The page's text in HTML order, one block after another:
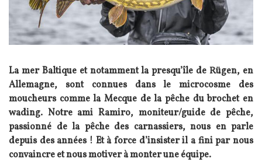
La mer Baltique et notamment la presqu’île de Rügen, en
Allemagne, sont connues dans le microcosme des
moucheurs comme la Mecque de la pêche du brochet en
wading. Notre ami Ramiro, moniteur/guide de pêche,
passionné de la pêche des carnassiers, nous en parle
depuis des années ! Et à force d’insister il a fini par nous
convaincre et nous motiver à monter une équipe.